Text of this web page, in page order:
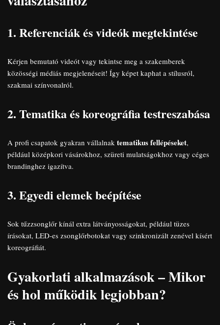
1. Referenciák és videók megtekintése
Kérjen bemutató videót vagy tekintse meg a szakemberek
közösségi médiás megjelenéseit! Így képet kaphat a stílusról,
szakmai színvonalról.
2. Tematika és koreográfia testreszabása
A profi csapatok gyakran vállalnak tematikus fellépéseket,
például középkori vásárokhoz, szüreti mulatságokhoz vagy céges
brandinghez igazítva.
3. Egyedi elemek beépítése
Sok tűzzsonglőr kínál extra látványosságokat, például tüzes
írásokat, LED-es zsonglőrbotokat vagy szinkronizált zenével kísért
koreográfiát.
Gyakorlati alkalmazások – Mikor
és hol működik legjobban?